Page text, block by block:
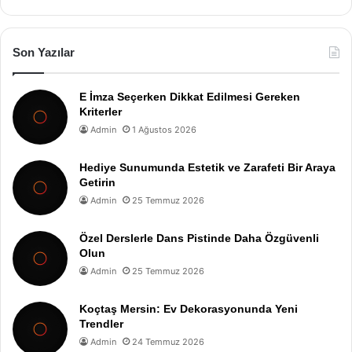
Son Yazılar
E İmza Seçerken Dikkat Edilmesi Gereken
Kriterler
Admin 1 Ağustos 2026
Hediye Sunumunda Estetik ve Zarafeti Bir Araya
Getirin
Admin 25 Temmuz 2026
Özel Derslerle Dans Pistinde Daha Özgüvenli
Olun
Admin 25 Temmuz 2026
Koçtaş Mersin: Ev Dekorasyonunda Yeni
Trendler
Admin 24 Temmuz 2026